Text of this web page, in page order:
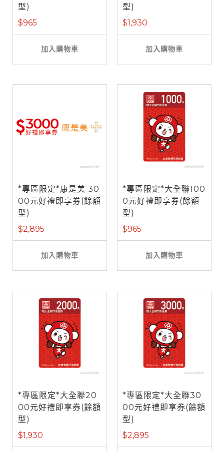
型)
$965
加入購物車
型)
$1,930
加入購物車
*專區限定*康是美 30
00元好禮即享券(餘額
型)
$2,895
加入購物車
*專區限定*大全聯100
0元好禮即享券(餘額
型)
$965
加入購物車
*專區限定*大全聯20
00元好禮即享券(餘額
型)
$1,930
*專區限定*大全聯30
00元好禮即享券(餘額
型)
$2,895